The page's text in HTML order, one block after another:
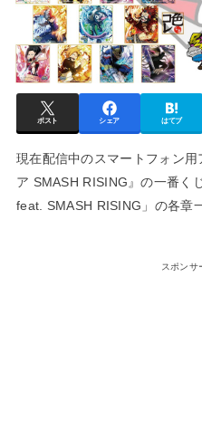
ポスト シェア はてブ
現在配信中のスマートフォン
ア SMASH RISING』の一番く
feat. SMASH RISING」の各章
スポンサ